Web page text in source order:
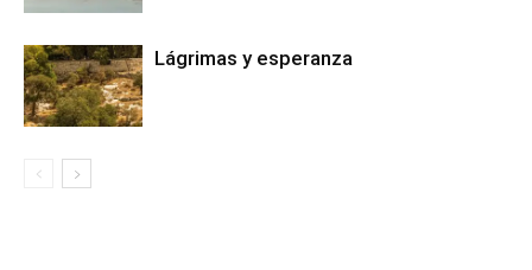
Lágrimas y esperanza